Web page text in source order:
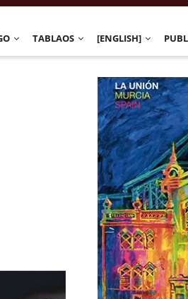
TABLAOS [ENGLISH]